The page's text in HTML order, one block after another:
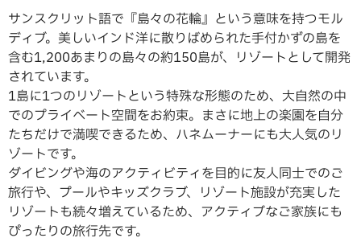
サンスクリット語で『島々の花輪』という意味を持つモル
ディブ。美しいインド洋に散りばめられた手付かずの島を
含む1,200あまりの島々の約150島が、リゾートとして開発
されています。
1島に1つのリゾートという特殊な形態のため、大自然の中
でのプライベート空間をお約束。まさに地上の楽園を自分
たちだけで満喫できるため、ハネムーナーにも大人気のリ
ゾートです。
ダイビングや海のアクティビティを目的に友人同士でのご
旅行や、プールやキッズクラブ、リゾート施設が充実した
リゾートも続々増えているため、アクティブなご家族にも
ぴったりの旅行先です。